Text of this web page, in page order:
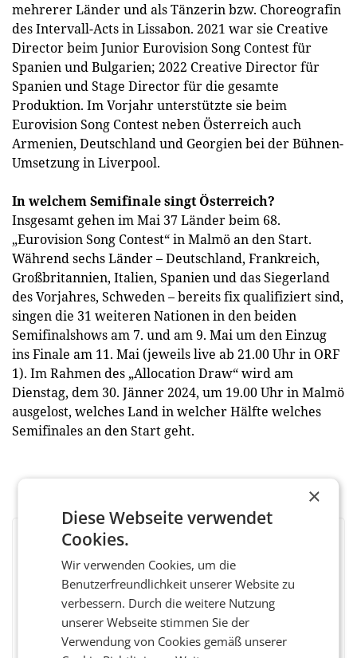
mehrerer Länder und als Tänzerin bzw. Choreografin
des Intervall-Acts in Lissabon. 2021 war sie Creative
Director beim Junior Eurovision Song Contest für
Spanien und Bulgarien; 2022 Creative Director für
Spanien und Stage Director für die gesamte
Produktion. Im Vorjahr unterstützte sie beim
Eurovision Song Contest neben Österreich auch
Armenien, Deutschland und Georgien bei der Bühnen-
Umsetzung in Liverpool.
In welchem Semifinale singt Österreich?
Insgesamt gehen im Mai 37 Länder beim 68.
„Eurovision Song Contest“ in Malmö an den Start.
Während sechs Länder – Deutschland, Frankreich,
Großbritannien, Italien, Spanien und das Siegerland
des Vorjahres, Schweden – bereits fix qualifiziert sind,
singen die 31 weiteren Nationen in den beiden
Semifinalshows am 7. und am 9. Mai um den Einzug
ins Finale am 11. Mai (jeweils live ab 21.00 Uhr in ORF
1). Im Rahmen des „Allocation Draw“ wird am
Dienstag, dem 30. Jänner 2024, um 19.00 Uhr in Malmö
ausgelost, welches Land in welcher Hälfte welches
Semifinales an den Start geht.
BEWERTEN SIE DIESEN ARTIKEL
FacebookTwitterMessengerWhatsAppLinkedInXING Teilen
×
Diese Webseite verwendet
Cookies.
Wir verwenden Cookies, um die
Benutzerfreundlichkeit unserer Website zu
verbessern. Durch die weitere Nutzung
unserer Webseite stimmen Sie der
Verwendung von Cookies gemäß unserer